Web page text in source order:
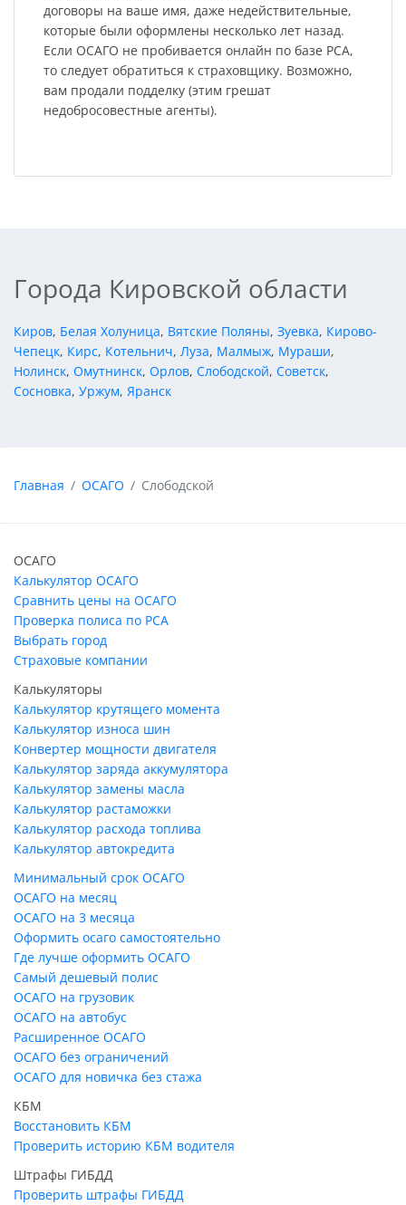
договоры на ваше имя, даже недействительные,
которые были оформлены несколько лет назад.
Если ОСАГО не пробивается онлайн по базе РСА,
то следует обратиться к страховщику. Возможно,
вам продали подделку (этим грешат
недобросовестные агенты).
Города Кировской области
Киров, Белая Холуница, Вятские Поляны, Зуевка, Кирово-
Чепецк, Кирс, Котельнич, Луза, Малмыж, Мураши,
Нолинск, Омутнинск, Орлов, Слободской, Советск,
Сосновка, Уржум, Яранск
Главная ОСАГО Слободской
ОСАГО
Калькулятор ОСАГО
Сравнить цены на ОСАГО
Проверка полиса по РСА
Выбрать город
Страховые компании
Калькуляторы
Калькулятор крутящего момента
Калькулятор износа шин
Конвертер мощности двигателя
Калькулятор заряда аккумулятора
Калькулятор замены масла
Калькулятор растаможки
Калькулятор расхода топлива
Калькулятор автокредита
Минимальный срок ОСАГО
ОСАГО на месяц
ОСАГО на 3 месяца
Оформить осаго самостоятельно
Где лучше оформить ОСАГО
Самый дешевый полис
ОСАГО на грузовик
ОСАГО на автобус
Расширенное ОСАГО
ОСАГО без ограничений
ОСАГО для новичка без стажа
КБМ
Восстановить КБМ
Проверить историю КБМ водителя
Штрафы ГИБДД
Проверить штрафы ГИБДД